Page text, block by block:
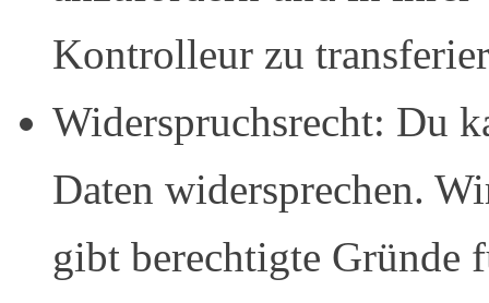
Kontrolleur zu
Widerspruchsrecht: Du
Daten widersprechen.
gibt berechtigte Gründe